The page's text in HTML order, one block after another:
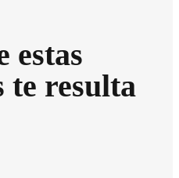
estas
te resulta